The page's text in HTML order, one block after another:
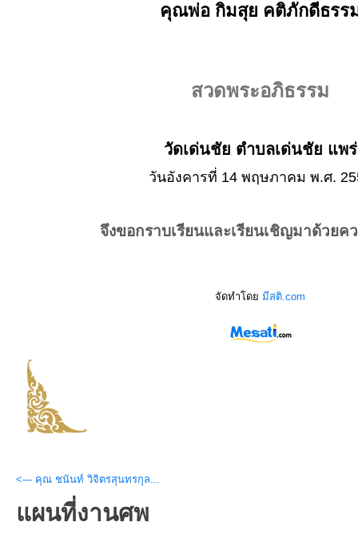
คุณพ่อ กิมสุย คติภักดีธรร
สวดพระอภิธรรม
วัดเด่นชัย ตำบลเด่นชัย แพร่
วันอังคารที่ 14 พฤษภาคม พ.ศ.
จึงขอกราบเรียนและเรียนเชิญมาด้วยค
จัดทำโดย มีสติ.com
<--- คุณ ชนันท์ วิจิตรสุนทรกุล...
แผนที่งานศพ